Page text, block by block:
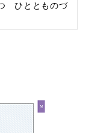
ひととものづ